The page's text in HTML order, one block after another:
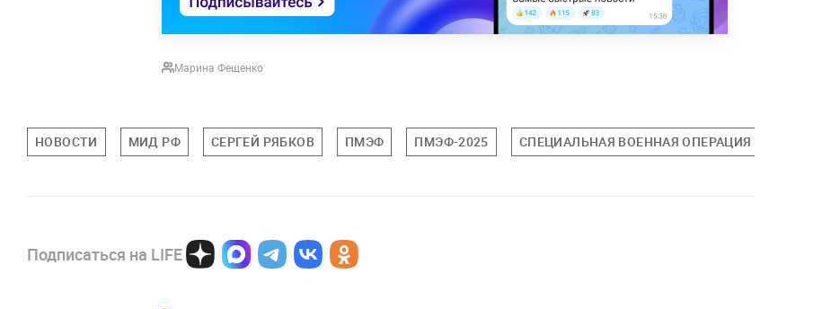
Марина Фещенко
НОВОСТИ МИД РФ СЕРГЕЙ РЯБКОВ ПМЭФ ПМЭФ-2025 СПЕЦИАЛЬНАЯ ВОЕННАЯ ОПЕРАЦИЯ (СВО)
Подписаться на LIFE